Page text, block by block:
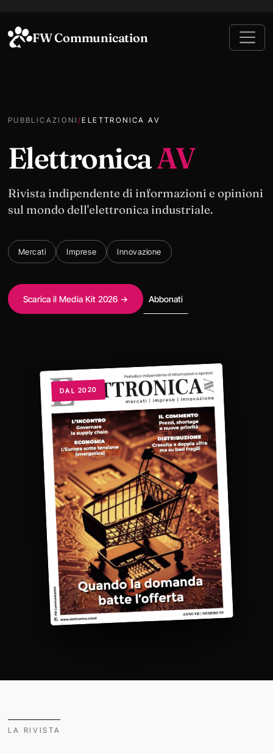
FW Communication
PUBBLICAZIONI /ELETTRONICA AV
ElettronicaAV
Rivista indipendente di informazioni e opinioni
sul mondo dell'elettronica industriale.
Mercati Imprese Innovazione
Scarica il Media Kit 2026 → Abbonati
DAL 2020
LA RIVISTA